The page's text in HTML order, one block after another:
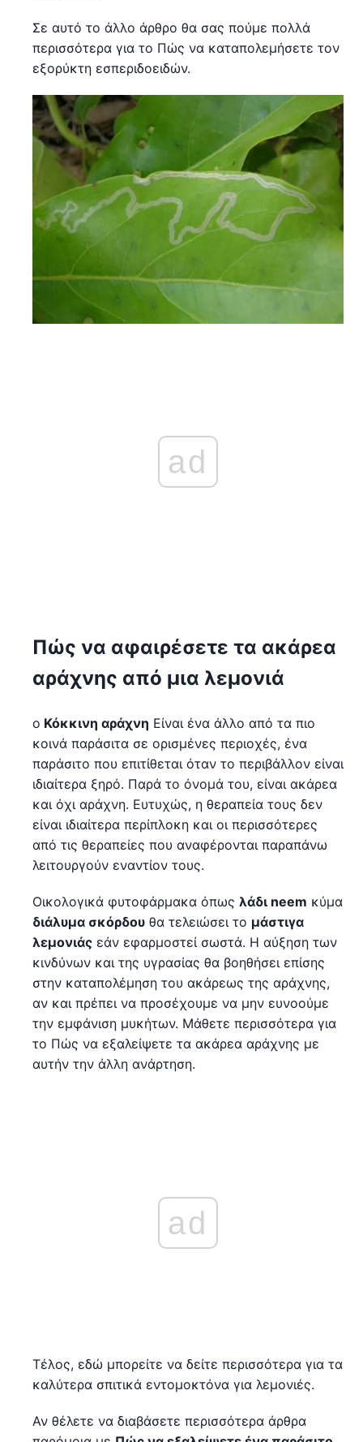
Σε αυτό το άλλο άρθρο θα σας πούμε πολλά
περισσότερα για το Πώς να καταπολεμήσετε τον
εξορύκτη εσπεριδοειδών.
ad
Πώς να αφαιρέσετε τα ακάρεα
αράχνης από μια λεμονιά
ο Κόκκινη αράχνη Είναι ένα άλλο από τα πιο
κοινά παράσιτα σε ορισμένες περιοχές, ένα
παράσιτο που επιτίθεται όταν το περιβάλλον είναι
ιδιαίτερα ξηρό. Παρά το όνομά του, είναι ακάρεα
και όχι αράχνη. Ευτυχώς, η θεραπεία τους δεν
είναι ιδιαίτερα περίπλοκη και οι περισσότερες
από τις θεραπείες που αναφέρονται παραπάνω
λειτουργούν εναντίον τους.
Οικολογικά φυτοφάρμακα όπως λάδι neem κύμα
διάλυμα σκόρδου θα τελειώσει το μάστιγα
λεμονιάς εάν εφαρμοστεί σωστά. Η αύξηση των
κινδύνων και της υγρασίας θα βοηθήσει επίσης
στην καταπολέμηση του ακάρεως της αράχνης,
αν και πρέπει να προσέχουμε να μην ευνοούμε
την εμφάνιση μυκήτων. Μάθετε περισσότερα για
το Πώς να εξαλείψετε τα ακάρεα αράχνης με
αυτήν την άλλη ανάρτηση.
ad
Τέλος, εδώ μπορείτε να δείτε περισσότερα για τα
καλύτερα σπιτικά εντομοκτόνα για λεμονιές.
Αν θέλετε να διαβάσετε περισσότερα άρθρα